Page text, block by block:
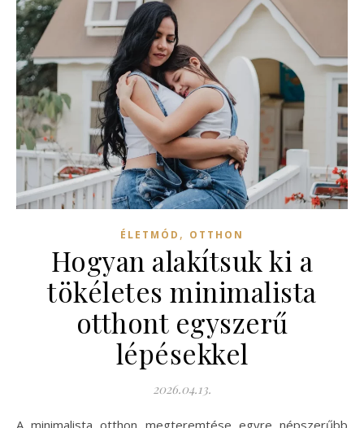
ÉLETMÓD , OTTHON
Hogyan alakítsuk ki a
tökéletes minimalista
otthont egyszerű
lépésekkel
2026.04.13.
A minimalista otthon megteremtése egyre népszerűbb